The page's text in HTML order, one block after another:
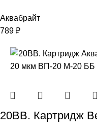
Аквабрайт
789 ₽
20ВВ. Картридж